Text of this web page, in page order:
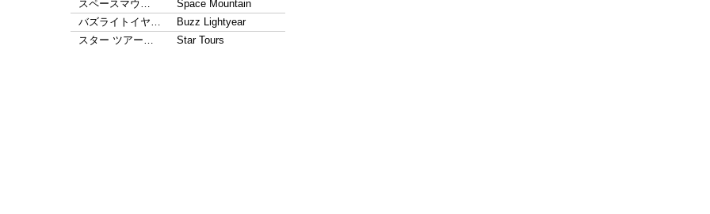
スペースマウ…
Space Mountain
バズライトイヤ…
Buzz Lightyear
スター ツアー…
Star Tours